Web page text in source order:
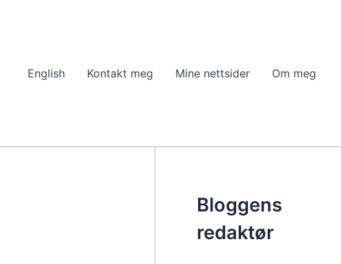
English Kontakt meg Mine nettsider Om meg
Bloggens
redaktør